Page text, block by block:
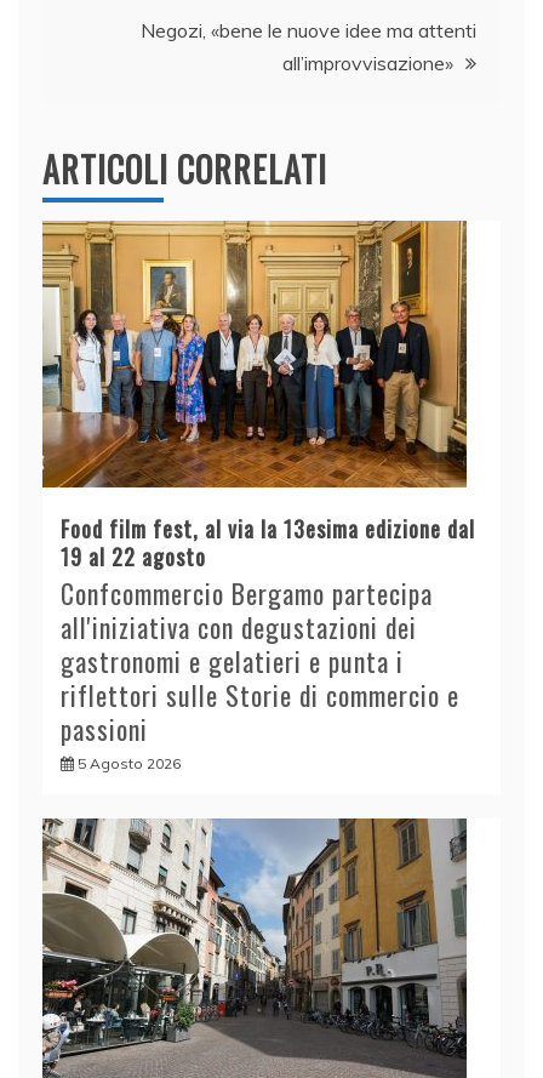
Negozi, «bene le nuove idee ma attenti
all’improvvisazione»
ARTICOLI CORRELATI
Food film fest, al via la 13esima edizione dal
19 al 22 agosto
Confcommercio Bergamo partecipa
all'iniziativa con degustazioni dei
gastronomi e gelatieri e punta i
riflettori sulle Storie di commercio e
passioni
5 Agosto 2026